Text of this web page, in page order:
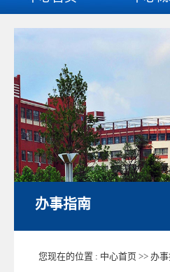
办事指南
您现在的位置 : 中心首页 >> 办